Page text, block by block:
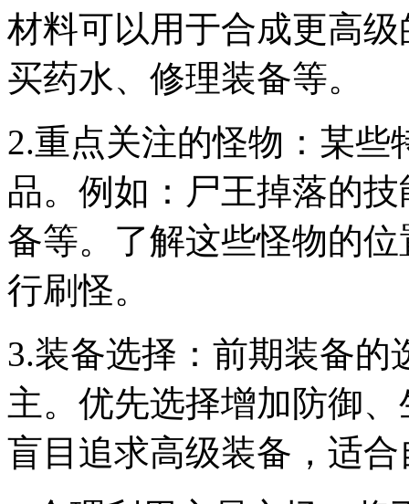
材料可以用于合成更高
买药水、修理装备等。
2.重点关注的怪物：某些
品。例如：尸王掉落的
备等。了解这些怪物的
行刷怪。
3.装备选择：前期装备的
主。优先选择增加防御
盲目追求高级装备，适